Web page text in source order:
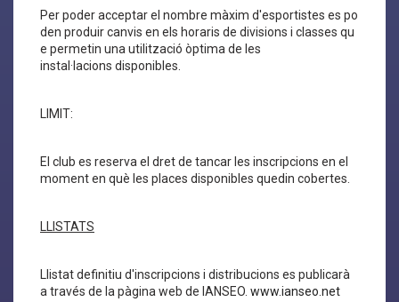
Per poder acceptar el nombre màxim d'esportistes es po
den produir canvis en els horaris de divisions i classes qu
e permetin una utilització òptima de les
instal·lacions disponibles.
LIMIT:
El club es reserva el dret de tancar les inscripcions en el
moment en què les places disponibles quedin cobertes.
LLISTATS
Llistat definitiu d'inscripcions i distribucions es publicarà
a través de la pàgina web de IANSEO. www.ianseo.net